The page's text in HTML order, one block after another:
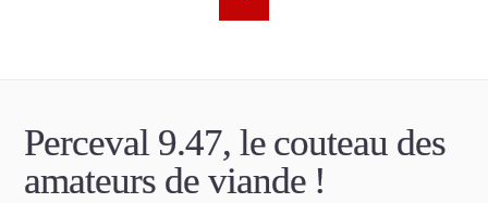
Perceval 9.47, le couteau des
amateurs de viande !